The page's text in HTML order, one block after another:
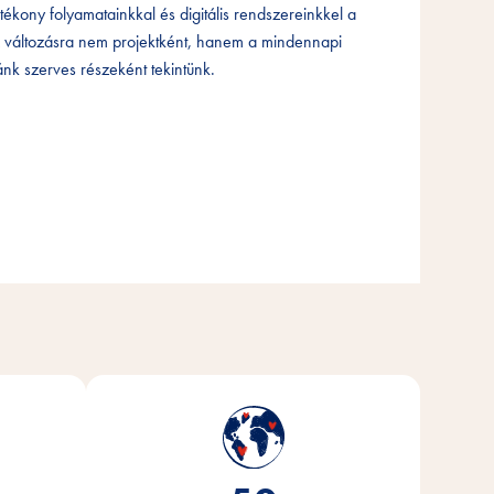
folyamatainkkal és digitális rendszereinkkel a
nem projektként, hanem a mindennapi
szerves részeként tekintünk.
folyamatainkkal és digitális rendszereinkkel a
nem projektként, hanem a mindennapi
szerves részeként tekintünk.
folyamatainkkal és digitális rendszereinkkel a
nem projektként, hanem a mindennapi
szerves részeként tekintünk.